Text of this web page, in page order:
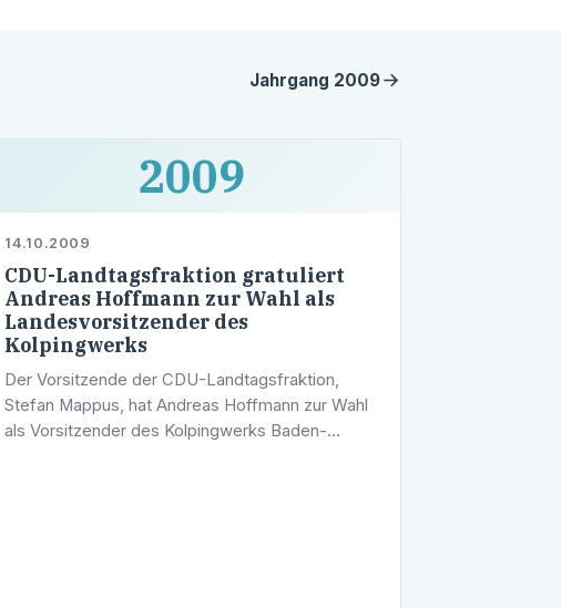
Jahrgang 2009
2009
14.10.2009
CDU-Landtagsfraktion gratuliert
Andreas Hoffmann zur Wahl als
Landesvorsitzender des
Kolpingwerks
Der Vorsitzende der CDU-Landtagsfraktion,
Stefan Mappus, hat Andreas Hoffmann zur Wahl
als Vorsitzender des Kolpingwerks Baden-